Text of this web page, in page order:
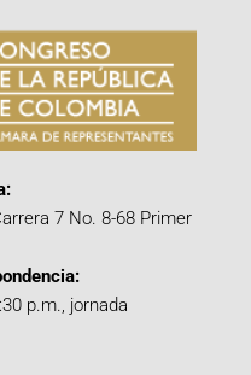
7 No. 8-68 Primer
p.m., jornada